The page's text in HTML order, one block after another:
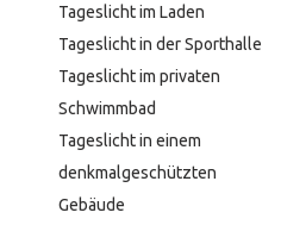
Tageslicht im Laden
Tageslicht in der Sporthalle
Tageslicht im privaten
Schwimmbad
Tageslicht in einem
denkmalgeschützten
Gebäude